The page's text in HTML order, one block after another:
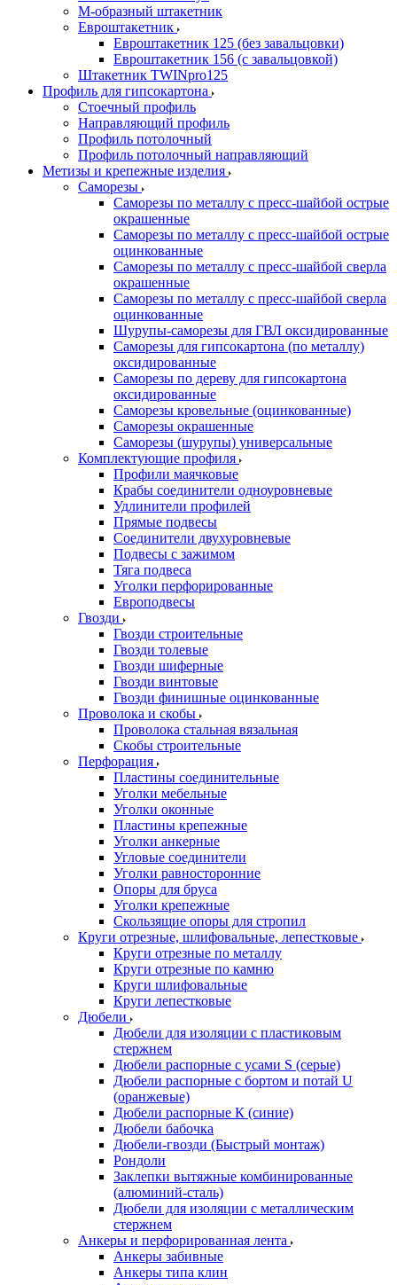
М-образный штакетник
Евроштакетник
Евроштакетник 125 (без завальцовки)
Евроштакетник 156 (с завальцовкой)
Штакетник TWINpro125
Профиль для гипсокартона
Стоечный профиль
Направляющий профиль
Профиль потолочный
Профиль потолочный направляющий
Метизы и крепежные изделия
Саморезы
Саморезы по металлу с пресс-шайбой острые
окрашенные
Саморезы по металлу с пресс-шайбой острые
оцинкованные
Саморезы по металлу с пресс-шайбой сверла
окрашенные
Саморезы по металлу с пресс-шайбой сверла
оцинкованные
Шурупы-саморезы для ГВЛ оксидированные
Саморезы для гипсокартона (по металлу)
оксидированные
Саморезы по дереву для гипсокартона
оксидированные
Саморезы кровельные (оцинкованные)
Саморезы окрашенные
Саморезы (шурупы) универсальные
Комплектующие профиля
Профили маячковые
Крабы соединители одноуровневые
Удлинители профилей
Прямые подвесы
Соединители двухуровневые
Подвесы с зажимом
Тяга подвеса
Уголки перфорированные
Европодвесы
Гвозди
Гвозди строительные
Гвозди толевые
Гвозди шиферные
Гвозди винтовые
Гвозди финишные оцинкованные
Проволока и скобы
Проволока стальная вязальная
Скобы строительные
Перфорация
Пластины соединительные
Уголки мебельные
Уголки оконные
Пластины крепежные
Уголки анкерные
Угловые соединители
Уголки равносторонние
Опоры для бруса
Уголки крепежные
Скользящие опоры для стропил
Круги отрезные, шлифовальные, лепестковые
Круги отрезные по металлу
Круги отрезные по камню
Круги шлифовальные
Круги лепестковые
Дюбели
Дюбели для изоляции с пластиковым
стержнем
Дюбели распорные с усами S (серые)
Дюбели распорные c бортом и потай U
(оранжевые)
Дюбели распорные К (синие)
Дюбели бабочка
Дюбели-гвозди (Быстрый монтаж)
Рондоли
Заклепки вытяжные комбинированные
(алюминий-сталь)
Дюбели для изоляции с металлическим
стержнем
Анкеры и перфорированная лента
Анкеры забивные
Анкеры типа клин